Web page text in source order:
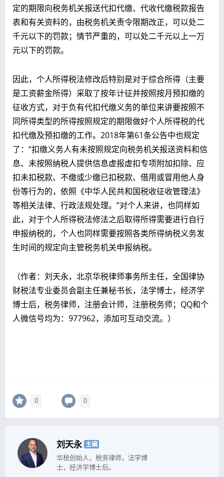
定的期限向税务机关报送代扣代缴、代收代缴税款报告
表和有关资料的，由税务机关责令限期改正，可以处二
千元以下的罚款；情节严重的，可以处二千元以上一万
元以下的罚款。
因此，个人所得税法修改后特别是对于综合所得（主要
是工资薪金所得）采取了按年计征并按照按月预扣缴的
征收方式，对于负有代扣代缴义务的单位来讲要按照不
同所得类型的所得按照规定的期限做好个人所得税的代
扣代缴及预扣缴的工作。2018年第61条公告中也规定
了：“扣缴义务人有未按照规定向税务机关报送资料和信
息、未按照纳税人提供信息虚报虚扣专项附加扣除、应
扣未扣税款、不缴或少缴已扣税款、借用或冒用他人身
份等行为的，依照《中华人民共和国税收征收管理法》
等相关法律、行政法规处理。”对个人来讲，也同样如
此，对于个人所得税法修法之后取得所得需要进行自行
申报纳税的，个人也同样需要按照各类所得纳税义务发
生时间的规定向主管税务机关申报纳税。
（作者：刘天永，北京华税律师事务所主任，全国律协
财税法专业委员会副主任兼秘书长，法学博士，经济学
博士后，税务律师，注册会计师，注册税务师；QQ和个
人微信号均为：977962，添加可互动交流。）
0 0
刘天永 主编
华税创始人，税务律师，法学博
士，经济学博士后。